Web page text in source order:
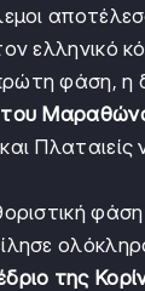
ελληνικό
φάση, η
Πλαταιείς
της